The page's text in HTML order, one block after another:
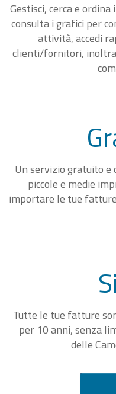
Gestisci, cerca e
consulta i grafici per
attività, accedi
clienti/fornitori,
Un servizio gratuito
piccole e medie
importare le tue
Tutte le tue fatture
per 10 anni, senza
delle